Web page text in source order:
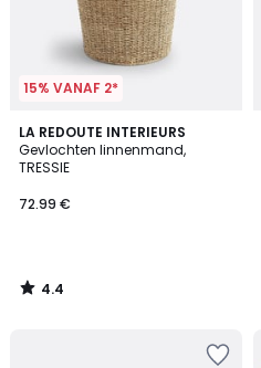
15% VANAF 2*
LA REDOUTE INTERIEURS
Gevlochten linnenmand,
TRESSIE
72.99 €
4.4
/ 5
4.4
/